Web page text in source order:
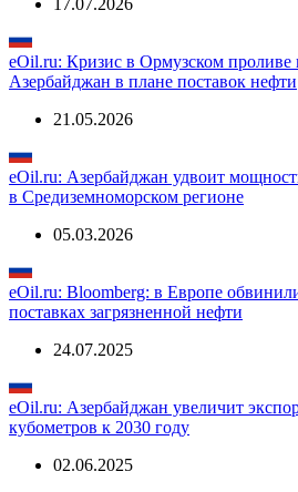
17.07.2026
eOil.ru: Кризис в Ормузском проливе
Азербайджан в плане поставок нефти
21.05.2026
eOil.ru: Азербайджан удвоит
в Средиземноморском регионе
05.03.2026
eOil.ru: Bloomberg: в Европе
поставках загрязненной нефти
24.07.2025
eOil.ru: Азербайджан увеличит
кубометров к 2030 году
02.06.2025